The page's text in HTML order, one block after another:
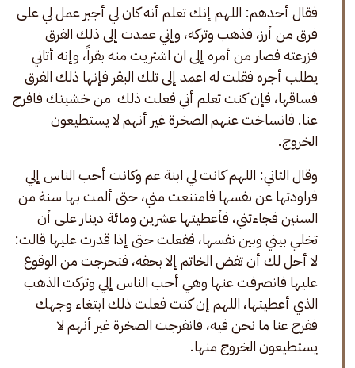
فقال أحدهم: اللهم إنك تعلم أنه كان لي أجير عمل لي على
فرق من أرز، فذهب وتركه، وإني عمدت إلى ذلك الفرق
فزرعته فصار من أمره إلى ان اشتريت منه بقراً، وإنه أتاني
يطلب أجره فقلت له اعمد إلى تلك البقر فإنها ذلك الفرق
فساقها، فإن كنت تعلم أني فعلت ذلك  من خشيتك فافرج
عنا. فانساخت عنهم الصخرة غير أنهم لا يستطيعون
الخروج.
وقال الثاني: اللهم كانت لي ابنة عم وكانت أحب الناس إلي
فراودتها عن نفسها فامتنعت مني، حتى ألمت بها سنة من
السنين فجاءتني، فأعطيتها عشرين ومائة دينار على أن
تخلي بيني وبين نفسها، ففعلت حتى إذا قدرت عليها قالت:
لا أحل لك أن تفض الخاتم إلا بحقه، فتحرجت من الوقوع
عليها فانصرفت عنها وهي أحب الناس إلي وتركت الذهب
الذي أعطيتها، اللهم إن كنت فعلت ذلك ابتغاء وجهك
ففرج عنا ما نحن فيه، فانفرجت الصخرة غير أنهم لا
يستطيعون الخروج منها.